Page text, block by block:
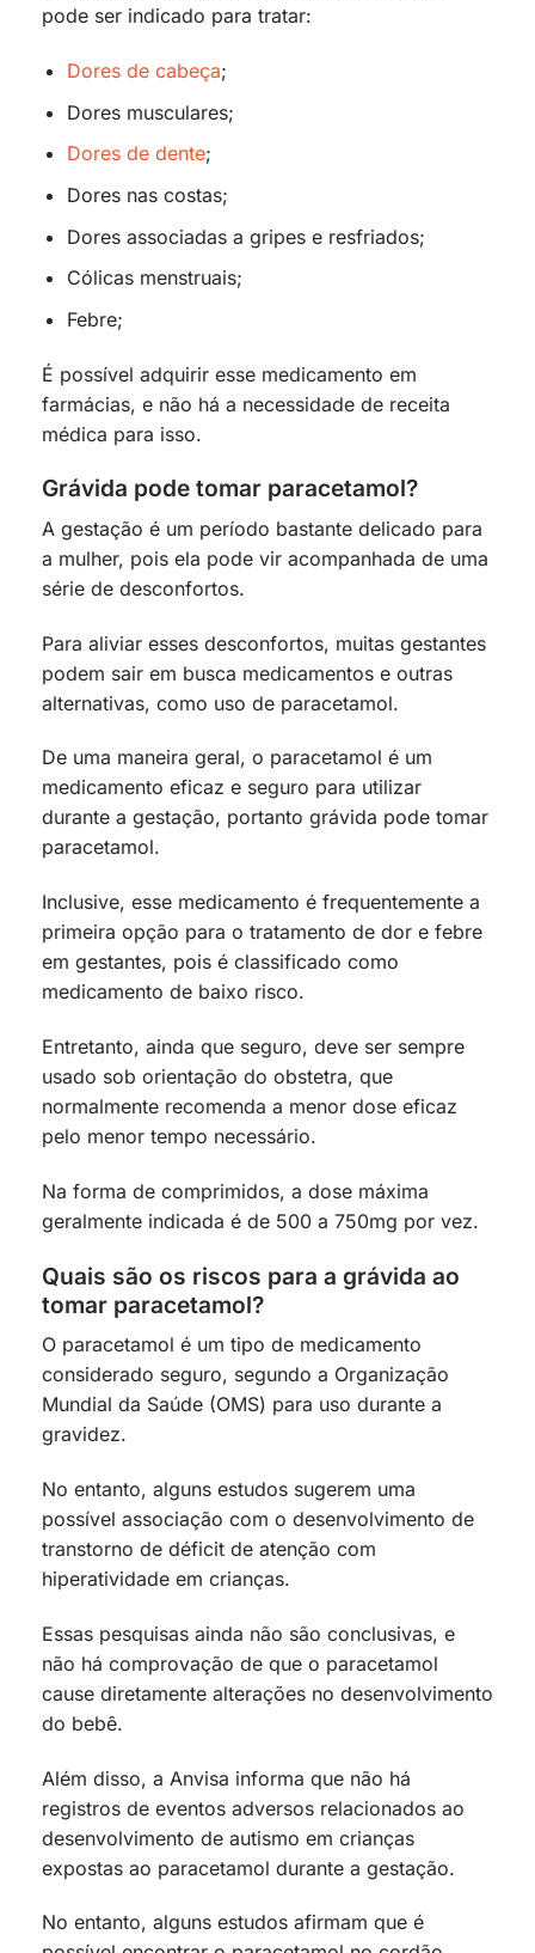
pode ser indicado para tratar:
Dores de cabeça;
Dores musculares;
Dores de dente;
Dores nas costas;
Dores associadas a gripes e resfriados;
Cólicas menstruais;
Febre;
É possível adquirir esse medicamento em
farmácias, e não há a necessidade de receita
médica para isso.
Grávida pode tomar paracetamol?
A gestação é um período bastante delicado para
a mulher, pois ela pode vir acompanhada de uma
série de desconfortos.
Para aliviar esses desconfortos, muitas gestantes
podem sair em busca medicamentos e outras
alternativas, como uso de paracetamol.
De uma maneira geral, o paracetamol é um
medicamento eficaz e seguro para utilizar
durante a gestação, portanto grávida pode tomar
paracetamol.
Inclusive, esse medicamento é frequentemente a
primeira opção para o tratamento de dor e febre
em gestantes, pois é classificado como
medicamento de baixo risco.
Entretanto, ainda que seguro, deve ser sempre
usado sob orientação do obstetra, que
normalmente recomenda a menor dose eficaz
pelo menor tempo necessário.
Na forma de comprimidos, a dose máxima
geralmente indicada é de 500 a 750mg por vez.
Quais são os riscos para a grávida ao
tomar paracetamol?
O paracetamol é um tipo de medicamento
considerado seguro, segundo a Organização
Mundial da Saúde (OMS) para uso durante a
gravidez.
No entanto, alguns estudos sugerem uma
possível associação com o desenvolvimento de
transtorno de déficit de atenção com
hiperatividade em crianças.
Essas pesquisas ainda não são conclusivas, e
não há comprovação de que o paracetamol
cause diretamente alterações no desenvolvimento
do bebê.
Além disso, a Anvisa informa que não há
registros de eventos adversos relacionados ao
desenvolvimento de autismo em crianças
expostas ao paracetamol durante a gestação.
No entanto, alguns estudos afirmam que é